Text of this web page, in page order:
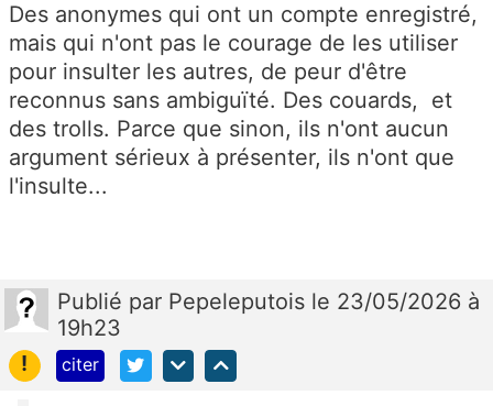
Des anonymes qui ont un compte enregistré,
mais qui n'ont pas le courage de les utiliser
pour insulter les autres, de peur d'être
reconnus sans ambiguïté. Des couards, et
des trolls. Parce que sinon, ils n'ont aucun
argument sérieux à présenter, ils n'ont que
l'insulte...
Publié par Pepeleputois le 23/05/2026 à
19h23
!
citer